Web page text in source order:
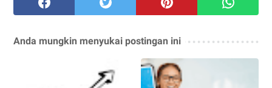
Anda mungkin menyukai postingan ini